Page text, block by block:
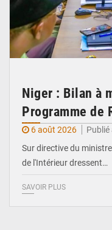
Niger : Bilan à
Programme de
6 août 2026
Publié
Sur directive du
de l'Intérieur dressent…
SAVOIR PLUS